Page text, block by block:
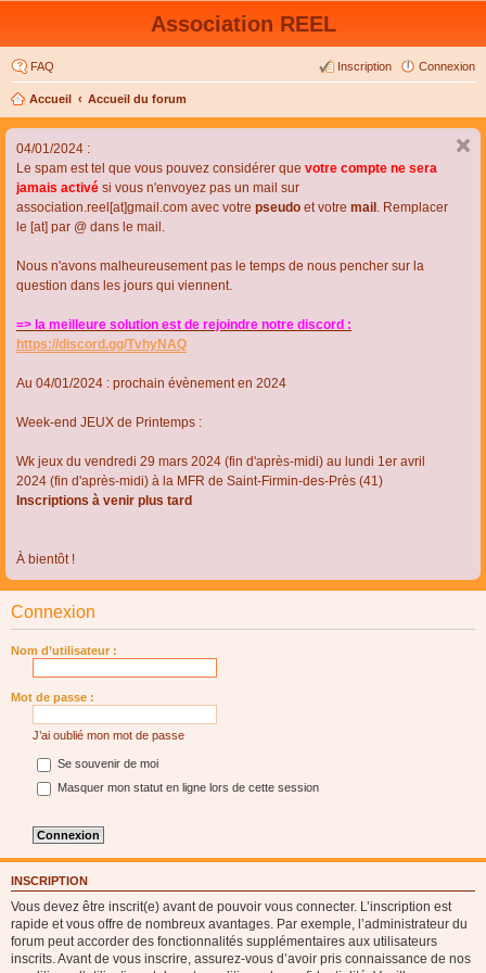
Association REEL
FAQ Connexion
Inscription
Accueil Accueil du forum
04/01/2024 :
Le spam est tel que vous pouvez considérer que votre compte ne sera
jamais activé si vous n'envoyez pas un mail sur
association.reel[at]gmail.com avec votre pseudo et votre mail . Remplacer
le [at] par @ dans le mail.
Nous n'avons malheureusement pas le temps de nous pencher sur la
question dans les jours qui viennent.
=> la meilleure solution est de rejoindre notre discord :
https://discord.gg/TvhyNAQ
Au 04/01/2024 : prochain évènement en 2024
Week-end JEUX de Printemps :
Wk jeux du vendredi 29 mars 2024 (fin d'après-midi) au lundi 1er avril
2024 (fin d'après-midi) à la MFR de Saint-Firmin-des-Près (41)
Inscriptions à venir plus tard
À bientôt !
Connexion
Nom d’utilisateur :
Mot de passe :
J’ai oublié mon mot de passe
Se souvenir de moi
Masquer mon statut en ligne lors de cette session
INSCRIPTION
Vous devez être inscrit(e) avant de pouvoir vous connecter. L’inscription est
rapide et vous offre de nombreux avantages. Par exemple, l’administrateur du
forum peut accorder des fonctionnalités supplémentaires aux utilisateurs
inscrits. Avant de vous inscrire, assurez-vous d’avoir pris connaissance de nos